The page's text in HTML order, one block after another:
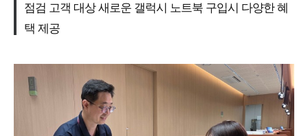
점검 고객 대상 새로운 갤럭시 노트북 구입시 다양한 혜
택 제공